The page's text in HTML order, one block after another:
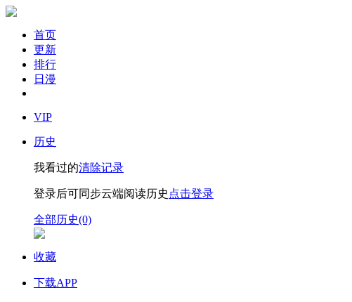
首页
更新
排行
日漫
VIP
历史
我看过的清除记录
登录后可同步云端阅读历史 点击登录
全部历史(0)
收藏
下载APP